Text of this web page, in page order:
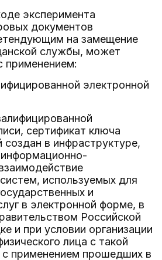
эксперимента
документов
на замещение
службы, может
применением:
электронной
сертификат ключа
создан в инфраструктуре,
используемых для
и
в электронной форме, в
Российской
и при условии организации
лица с такой
с применением прошедших в